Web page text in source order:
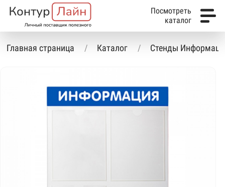
Посмотреть
каталог
Главная страница Каталог Стенды